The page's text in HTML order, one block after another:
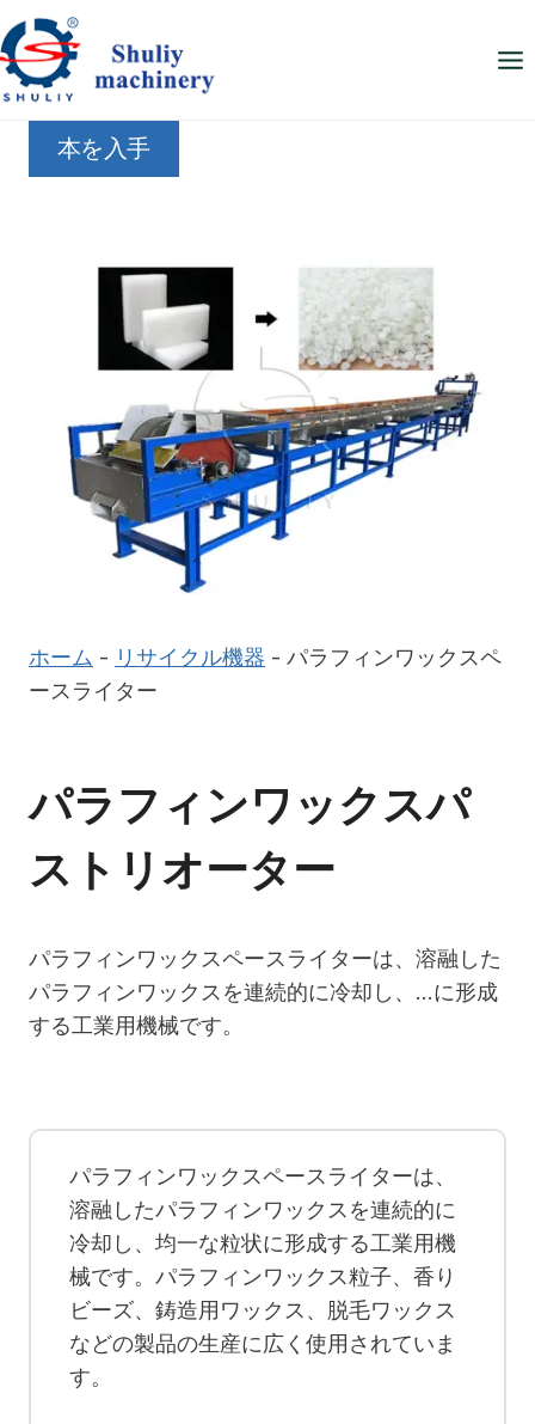
容
を
本を入手
ホーム - リサイクル機器 - パラフィンワックスペ
ースライター
パラフィンワックスパ
ストリオーター
パラフィンワックスペースライターは、溶融した
パラフィンワックスを連続的に冷却し、…に形成
する工業用機械です。
パラフィンワックスペースライターは、
溶融したパラフィンワックスを連続的に
冷却し、均一な粒状に形成する工業用機
械です。パラフィンワックス粒子、香り
ビーズ、鋳造用ワックス、脱毛ワックス
などの製品の生産に広く使用されていま
す。